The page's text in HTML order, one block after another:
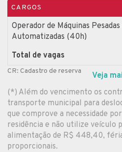
CARGOS
Operador de Máquinas Pesadas
Automatizadas (40h)
Total de vagas
CR: Cadastro de reserva Veja
(*) Além do vencimento os
transporte municipal para
que comprove a necessidade
residência e não utilize veículo
alimentação de R$ 448,40,
proporcionais.